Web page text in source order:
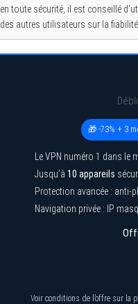
en toute sécurité, il est conseillé
des autres utilisateurs sur la
🎁 -73% + 3
Le VPN numéro 1 dans le
Jusqu’à 10 appareils
Protection avancée : anti-
Navigation privée : IP
Voir conditions de l’offre sur la